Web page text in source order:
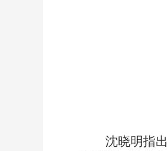
沈晓明指出